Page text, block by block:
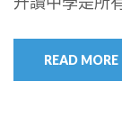
READ MORE